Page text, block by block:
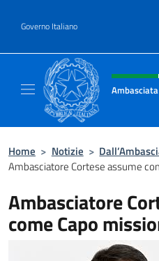
Governo Italiano
Intestazione
Home > Notizie >
Ambasciatore Cortese assume
Ambasciatore
come Capo